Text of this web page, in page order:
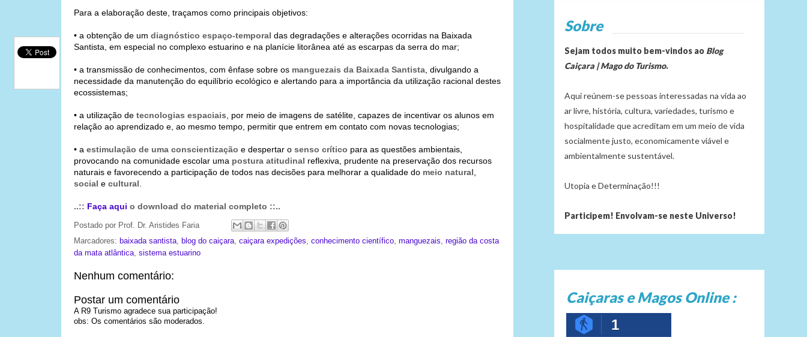
Para a elaboração deste, traçamos como principais objetivos:
• a obtenção de um diagnóstico espaço-temporal das degradações e alterações ocorridas na Baixada
Santista, em especial no complexo estuarino e na planície litorânea até as escarpas da serra do mar;
• a transmissão de conhecimentos, com ênfase sobre os manguezais da Baixada Santista , divulgando a
necessidade da manutenção do equilíbrio ecológico e alertando para a importância da utilização racional destes
ecossistemas;
• a utilização de tecnologias espaciais , por meio de imagens de satélite, capazes de incentivar os alunos em
relação ao aprendizado e, ao mesmo tempo, permitir que entrem em contato com novas tecnologias;
• a estimulação de uma conscientização e despertar o senso crítico para as questões ambientais,
provocando na comunidade escolar uma postura atitudinal reflexiva, prudente na preservação dos recursos
naturais e favorecendo a participação de todos nas decisões para melhorar a qualidade do meio natural
social e cultural
..:: Faça aqui o download do material completo ::..
Postado por Prof. Dr. Aristides Faria
Marcadores: baixada santista, blog do caiçara, caiçara expedições, conhecimento científico, manguezais, região da costa
da mata atlântica, sistema estuarino
Nenhum comentário:
Postar um comentário
A R9 Turismo agradece sua participação!
obs: Os comentários são moderados.
Sobre
Sejam todos muito bem-vindos ao Blog
Caiçara | Mago do Turismo.
Aqui reúnem-se pessoas interessadas na vida ao
ar livre, história, cultura, variedades, turismo e
hospitalidade que acreditam em um meio de vida
socialmente justo, economicamente viável e
ambientalmente sustentável.
Utopia e Determinação!!!
Participem! Envolvam-se neste Universo!
Caiçaras e Magos Online :
1